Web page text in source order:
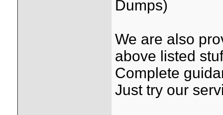
Dumps)
We are also
above listed
Complete
Just try our